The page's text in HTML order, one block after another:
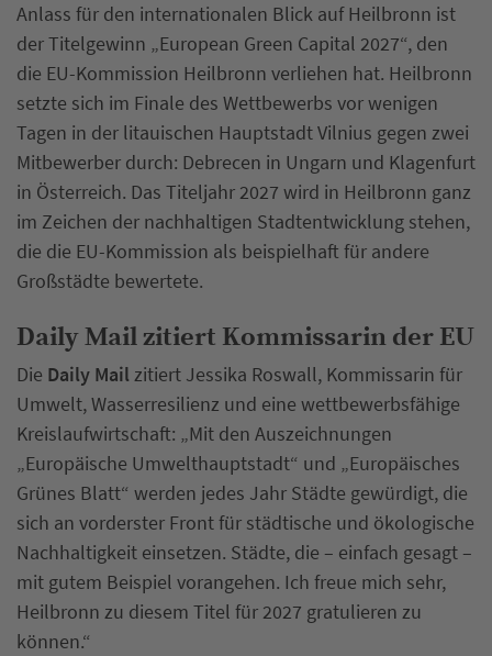
Anlass für den internationalen Blick auf Heilbronn ist
der Titelgewinn „European Green Capital 2027“, den
die EU-Kommission Heilbronn verliehen hat. Heilbronn
setzte sich im Finale des Wettbewerbs vor wenigen
Tagen in der litauischen Hauptstadt Vilnius gegen zwei
Mitbewerber durch: Debrecen in Ungarn und Klagenfurt
in Österreich. Das Titeljahr 2027 wird in Heilbronn ganz
im Zeichen der nachhaltigen Stadtentwicklung stehen,
die die EU-Kommission als beispielhaft für andere
Großstädte bewertete.
Daily Mail zitiert Kommissarin der EU
Die Daily Mailzitiert Jessika Roswall, Kommissarin für
Umwelt, Wasserresilienz und eine wettbewerbsfähige
Kreislaufwirtschaft: „Mit den Auszeichnungen
„Europäische Umwelthauptstadt“ und „Europäisches
Grünes Blatt“ werden jedes Jahr Städte gewürdigt, die
sich an vorderster Front für städtische und ökologische
Nachhaltigkeit einsetzen. Städte, die – einfach gesagt –
mit gutem Beispiel vorangehen. Ich freue mich sehr,
Heilbronn zu diesem Titel für 2027 gratulieren zu
können.“